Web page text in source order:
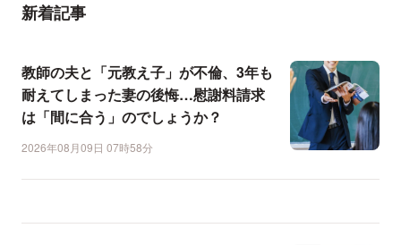
新着記事
教師の夫と「元教え子」が不倫、3年も
耐えてしまった妻の後悔…慰謝料請求
は「間に合う」のでしょうか？
2026年08月09日 07時58分